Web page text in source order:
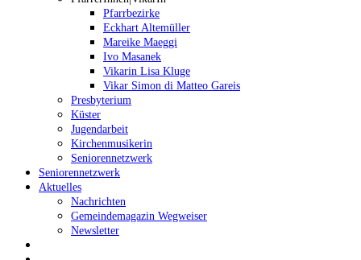
Pfarrbezirke
Eckhart Altemüller
Mareike Maeggi
Ivo Masanek
Vikarin Lisa Kluge
Vikar Simon di Matteo Gareis
Presbyterium
Küster
Jugendarbeit
Kirchenmusikerin
Seniorennetzwerk
Seniorennetzwerk
Aktuelles
Nachrichten
Gemeindemagazin Wegweiser
Newsletter